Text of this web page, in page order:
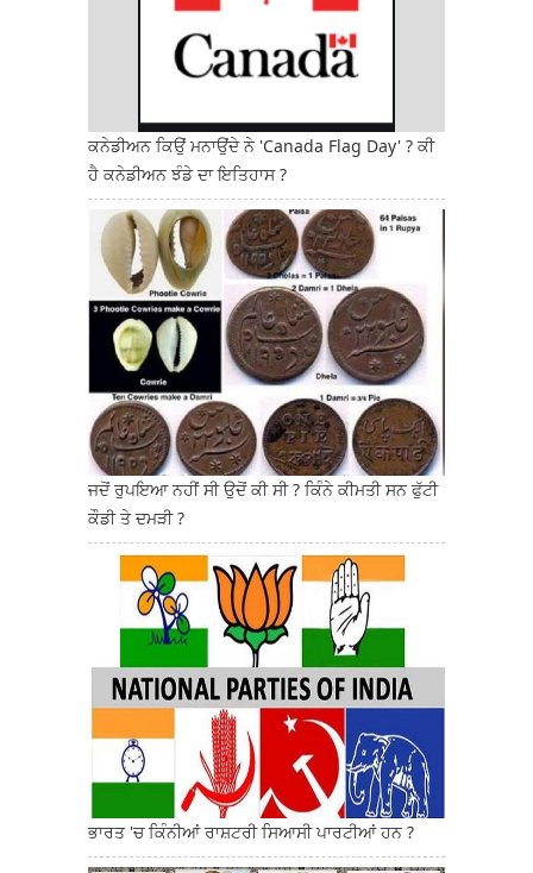
ਕਨੇਡੀਅਨ ਕਿਉਂ ਮਨਾਉਂਦੇ ਨੇ 'Canada Flag Day' ? ਕੀ
ਹੈ ਕਨੇਡੀਅਨ ਝੰਡੇ ਦਾ ਇਤਿਹਾਸ ?
ਜਦੋਂ ਰੁਪਇਆ ਨਹੀਂ ਸੀ ਉਦੋਂ ਕੀ ਸੀ ? ਕਿੰਨੇ ਕੀਮਤੀ ਸਨ ਫੁੱਟੀ
ਕੌਡੀ ਤੇ ਦਮੜੀ ?
ਭਾਰਤ 'ਚ ਕਿੰਨੀਆਂ ਰਾਸ਼ਟਰੀ ਸਿਆਸੀ ਪਾਰਟੀਆਂ ਹਨ ?